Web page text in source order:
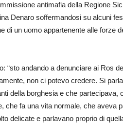
antimafia della Regione
Denaro soffermandosi su alcuni
di un uomo appartenente alle forze
“sto andando a denunciare ai Ros
non ci potevo credere. Si
della borghesia e che partecipava,
che fa una vita normale, che aveva
delicate e parlavano proprio di